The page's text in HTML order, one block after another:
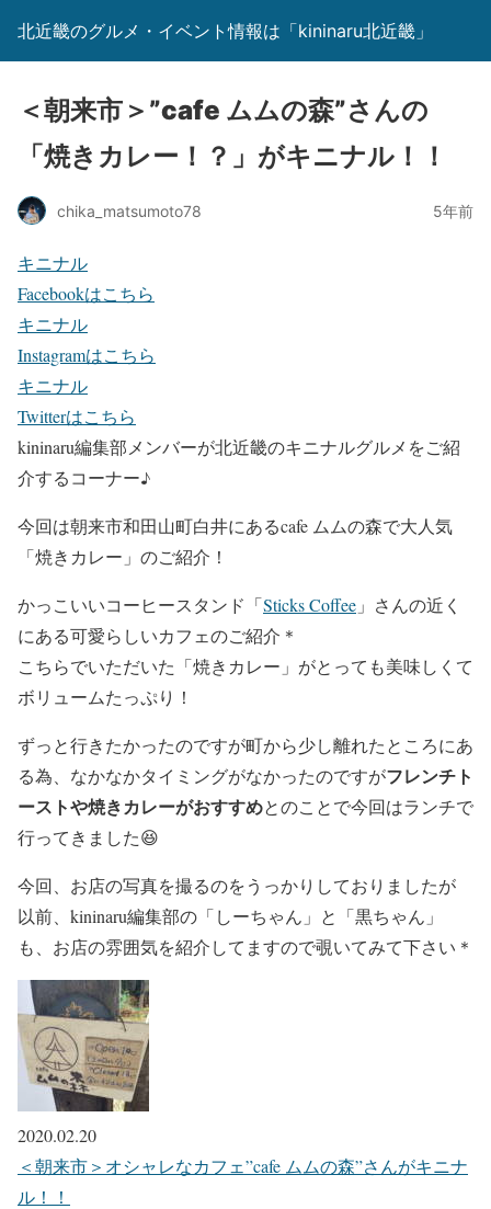
北近畿のグルメ・イベント情報は「kininaru北近畿」
＜朝来市＞”cafe ムムの森”さんの
「焼きカレー！？」がキニナル！！
chika_matsumoto78 5年前
キニナル
Facebookはこちら
キニナル
Instagramはこちら
キニナル
Twitterはこちら
kininaru編集部メンバーが北近畿のキニナルグルメをご紹
介するコーナー♪
今回は朝来市和田山町白井にあるcafe ムムの森で大人気
「焼きカレー」 のご紹介！
かっこいいコーヒースタンド「Sticks Coffee 」さんの近く
にある可愛らしいカフェのご紹介＊
こちらでいただいた「焼きカレー」がとっても美味しくて
ボリュームたっぷり！
ずっと行きたかったのですが町から少し離れたところにあ
る為、なかなかタイミングがなかったのですがフレンチト
ーストや焼きカレーがおすすめとのことで今回はランチで
行ってきました😆
今回、お店の写真を撮るのをうっかりしておりましたが
以前、kininaru編集部の「しーちゃん」と「黒ちゃん」
も、お店の雰囲気を紹介してますので覗いてみて下さい＊
2020.02.20
＜朝来市＞オシャレなカフェ”cafe ムムの森”さんがキニナ
ル！！